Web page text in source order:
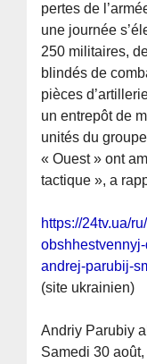
pertes de
une journée
250 militaires,
blindés de
pièces
un entrepôt de
unités du
« Ouest » ont
tactique », a
https://24tv.ua/
andrej-parubij-
(site ukrainien)
Andriy Parubiy
Samedi 30